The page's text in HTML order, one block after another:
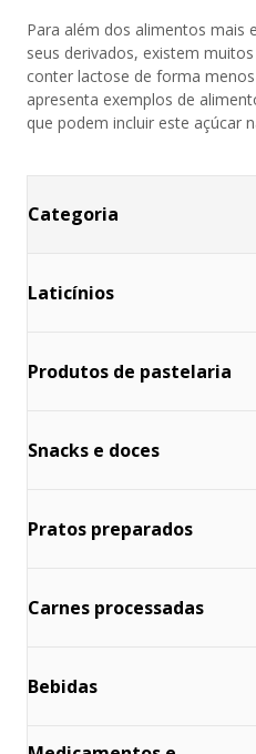
Para além dos alimentos mais
seus derivados, existem
conter lactose de forma
apresenta exemplos de
que podem incluir este açúcar
Categoria
Laticínios
Produtos de pastelaria
Snacks e doces
Pratos preparados
Carnes processadas
Bebidas